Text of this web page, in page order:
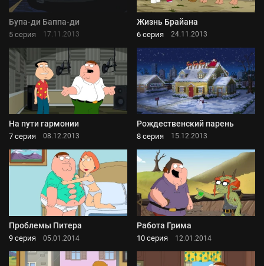
Бупа-ди Баппа-ди
5 серия 17.11.2013
Жизнь Брайана
6 серия 24.11.2013
На пути гармонии
7 серия 08.12.2013
Рождественский парень
8 серия 15.12.2013
Проблемы Питера
9 серия 05.01.2014
Работа Грима
10 серия 12.01.2014